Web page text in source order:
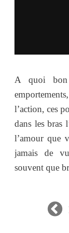
A quoi bon
l’action, ces
dans les bras
l’amour que
jamais de
souvent que